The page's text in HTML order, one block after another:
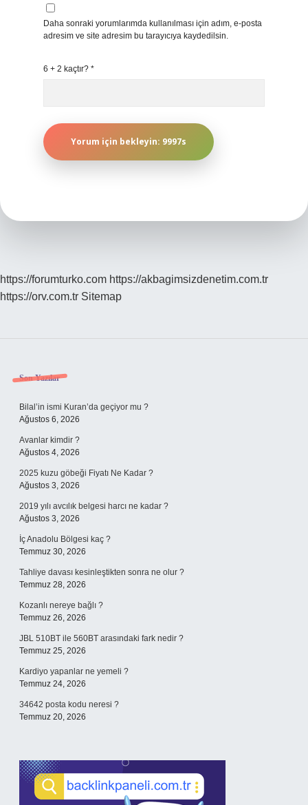
Daha sonraki yorumlarımda kullanılması için adım, e-posta
adresim ve site adresim bu tarayıcıya kaydedilsin.
6 + 2 kaçtır? *
https://forumturko.com https://akbagimsizdenetim.com.tr
https://orv.com.tr Sitemap
Sidebar
Son Yazılar
Bilal’in ismi Kuran’da geçiyor mu ?
Ağustos 6, 2026
Avanlar kimdir ?
Ağustos 4, 2026
2025 kuzu göbeği Fiyatı Ne Kadar ?
Ağustos 3, 2026
2019 yılı avcılık belgesi harcı ne kadar ?
Ağustos 3, 2026
İç Anadolu Bölgesi kaç ?
Temmuz 30, 2026
Tahliye davası kesinleştikten sonra ne olur ?
Temmuz 28, 2026
Kozanlı nereye bağlı ?
Temmuz 26, 2026
JBL 510BT ile 560BT arasındaki fark nedir ?
Temmuz 25, 2026
Kardiyo yapanlar ne yemeli ?
Temmuz 24, 2026
34642 posta kodu neresi ?
Temmuz 20, 2026